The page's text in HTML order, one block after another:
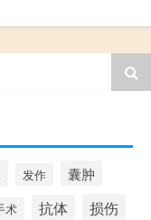
发作 囊肿
术 抗体 损伤